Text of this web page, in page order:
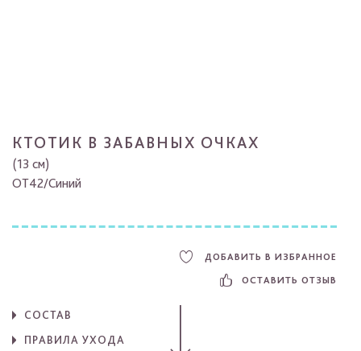
КТОТИК В ЗАБАВНЫХ ОЧКАХ
(13 см)
OT42/Cиний
ДОБАВИТЬ В ИЗБРАННОЕ
ОСТАВИТЬ ОТЗЫВ
СОСТАВ
ПРАВИЛА УХОДА